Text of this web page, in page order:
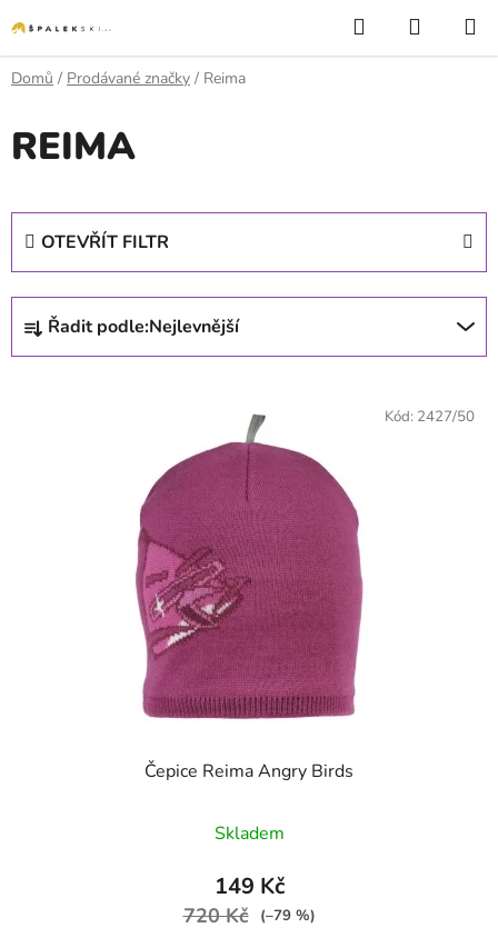
Hledat
Domů / Prodávané značky / Reima
REIMA
OTEVŘÍT FILTR
Řazení produktů
Řadit podle:Nejlevnější
Čepice Reima Angry Birds
Skladem
149 Kč
720 Kč (–79 %)
Kód: 2427/50